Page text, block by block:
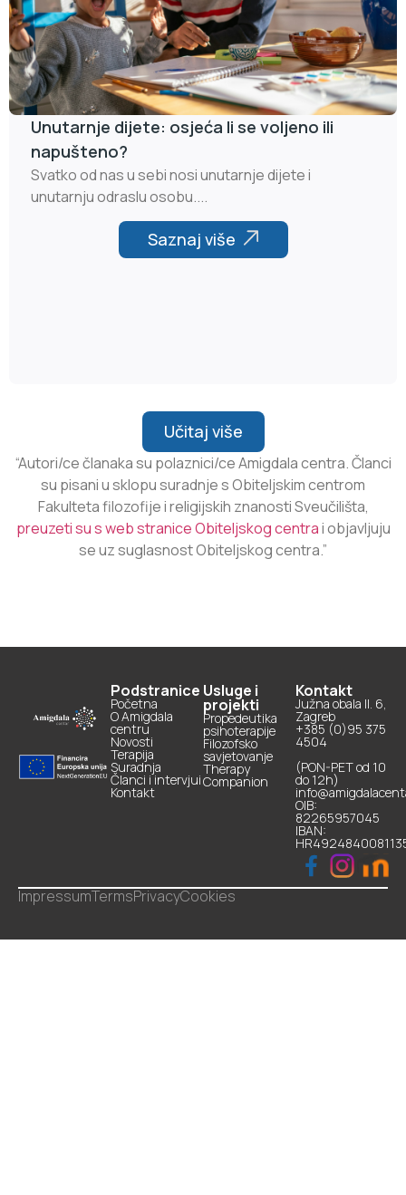
Unutarnje dijete: osjeća li se voljeno ili
napušteno?
Svatko od nas u sebi nosi unutarnje dijete i
unutarnju odraslu osobu....
Saznaj više
Učitaj više
“Autori/ce članaka su polaznici/ce Amigdala centra. Članci
su pisani u sklopu suradnje s Obiteljskim centrom
Fakulteta filozofije i religijskih znanosti Sveučilišta,
preuzeti su s web stranice Obiteljskog centrai objavljuju
se uz suglasnost Obiteljskog centra.”
Podstranice
Početna
O Amigdala
centru
Novosti
Terapija
Suradnja
Članci i intervjui
Kontakt
Usluge i
projekti
Propedeutika
psihoterapije
Filozofsko
savjetovanje
Therapy
Companion
Kontakt
Južna obala II. 6,
Zagreb
+385 (0)95 375
4504
(PON-PET od 10
do 12h)
OIB:
82265957045
IBAN:
ImpressumTermsPrivacyCookies